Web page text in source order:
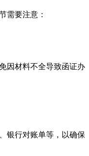
需要注意：
因材料不全导致函证办
银行对账单等，以确保